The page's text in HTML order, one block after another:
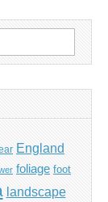
England
foliage foot
landscape